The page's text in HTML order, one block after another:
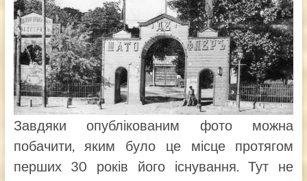
Завдяки опублікованим фото можна
побачити, яким було це місце протягом
перших 30 років його існування. Тут не